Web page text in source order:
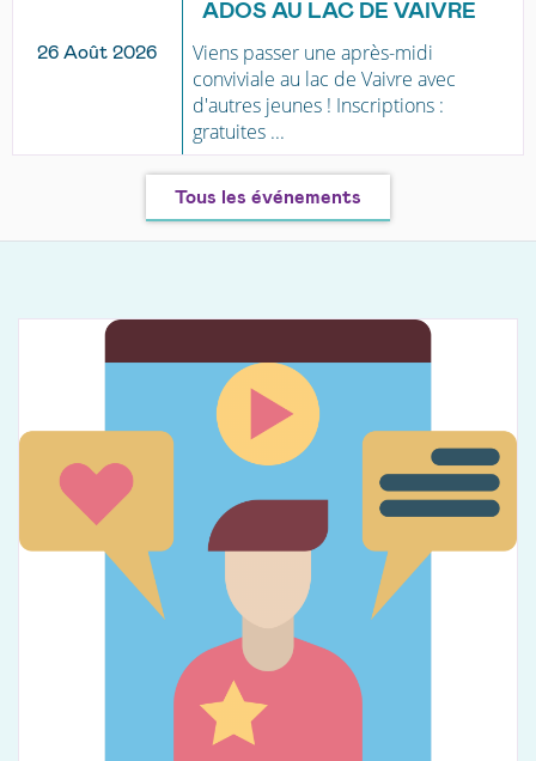
26 Août 2026
ADOS AU LAC DE VAIVRE
Viens passer une après-midi
conviviale au lac de Vaivre avec
d'autres jeunes ! Inscriptions :
gratuites ...
Tous les événements